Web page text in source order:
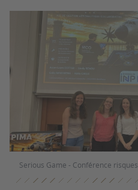
Serious Game - Conférence risques